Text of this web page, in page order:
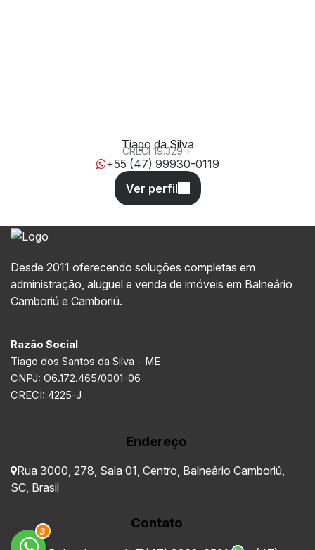
3
Tiago da Silva
CRECI 19.329-F
+55 (47) 99930-0119
Desde 2011 oferecendo soluções completas em
administração, aluguel e venda de imóveis em Balneário
Camboriú e Camboriú.
Razão Social
Tiago dos Santos da Silva - ME
CNPJ: O6.172.465/0001-06
CRECI: 4225-J
Endereço
Rua 3000 278 Sala 01 Centro Balneário Camboriú
SC Brasil
Contato